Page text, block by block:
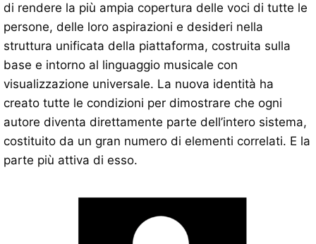
di rendere la più ampia copertura delle voci di tutte le
persone, delle loro aspirazioni e desideri nella
struttura unificata della piattaforma, costruita sulla
base e intorno al linguaggio musicale con
visualizzazione universale. La nuova identità ha
creato tutte le condizioni per dimostrare che ogni
autore diventa direttamente parte dell’intero sistema,
costituito da un gran numero di elementi correlati. E la
parte più attiva di esso.